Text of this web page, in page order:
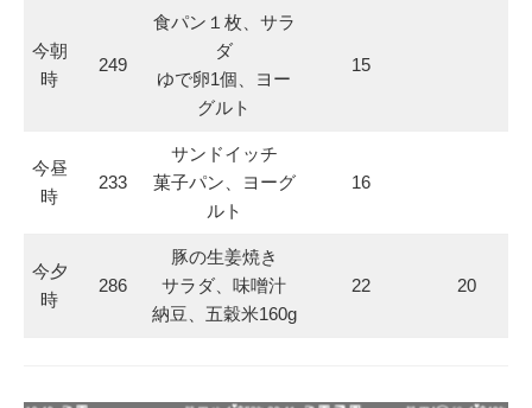
今朝
時
249
食パン１枚、サラ
ダ
ゆで卵1個、ヨー
グルト
15
今昼
時
233
サンドイッチ
菓子パン、ヨーグ
ルト
16
今夕
時
286
豚の生姜焼き
サラダ、味噌汁
納豆、五穀米160g
22 20